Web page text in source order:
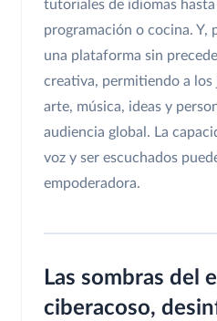
tutoriales de idiomas hasta
programación o cocina. Y,
una plataforma sin
creativa, permitiendo a
arte, música, ideas y
audiencia global. La
voz y ser escuchados
empoderadora.
Las sombras del
ciberacoso,